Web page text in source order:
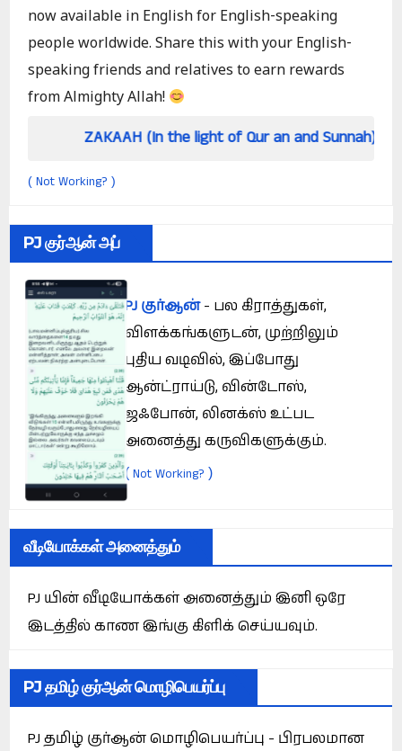
now available in English for English-speaking
people worldwide. Share this with your English-
speaking friends and relatives to earn rewards
from Almighty Allah!
(In the light of Qur an and Sunnah) How
( Not Working? )
PJ குர்ஆன் அப்
PJ குர்ஆன்- பல கிராத்துகள்,
விளக்கங்களுடன், முற்றிலும்
புதிய வடிவில், இப்போது
ஆன்ட்ராய்டு, வின்டோஸ்,
ஜஃபோன், லினக்ஸ் உட்பட
அனைத்து கருவிகளுக்கும்.
(Not Working? )
வீடியோக்கள் அனைத்தும்
PJ யின் வீடியோக்கள் அனைத்தும் இனி ஒரே
இடத்தில் காண இங்கு கிளிக் செய்யவும்.
PJ தமிழ் குர்ஆன் மொழிபெயர்ப்பு
PJ தமிழ் குர்ஆன் மொழிபெயர்ப்பு - பிரபலமான